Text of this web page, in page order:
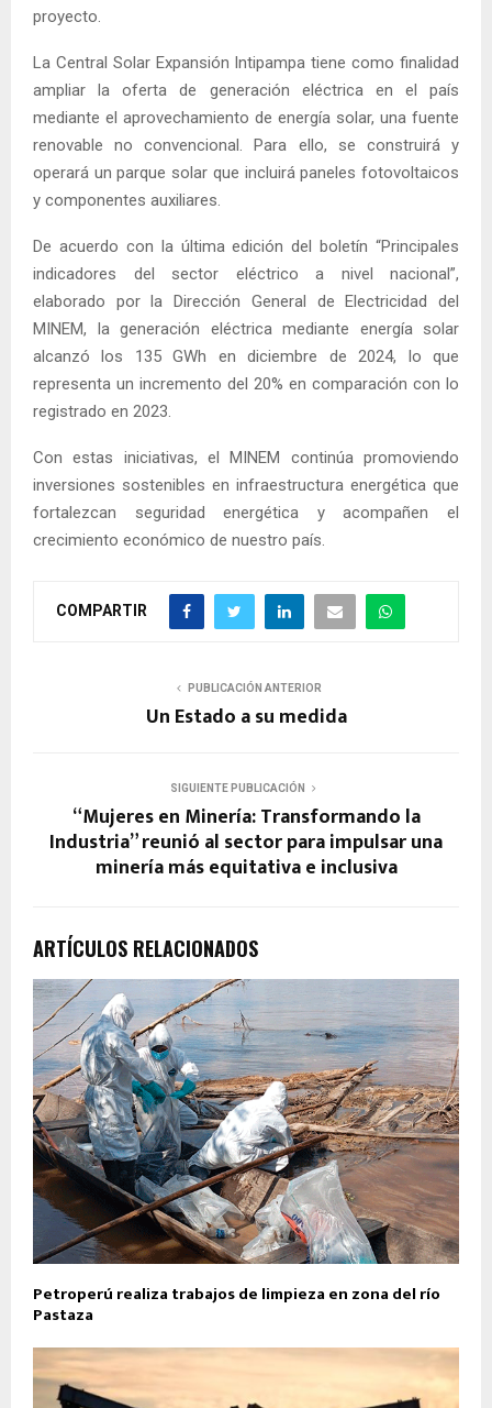
proyecto.
La Central Solar Expansión Intipampa tiene como finalidad
ampliar la oferta de generación eléctrica en el país
mediante el aprovechamiento de energía solar, una fuente
renovable no convencional. Para ello, se construirá y
operará un parque solar que incluirá paneles fotovoltaicos
y componentes auxiliares.
De acuerdo con la última edición del boletín “Principales
indicadores del sector eléctrico a nivel nacional”,
elaborado por la Dirección General de Electricidad del
MINEM, la generación eléctrica mediante energía solar
alcanzó los 135 GWh en diciembre de 2024, lo que
representa un incremento del 20% en comparación con lo
registrado en 2023.
Con estas iniciativas, el MINEM continúa promoviendo
inversiones sostenibles en infraestructura energética que
fortalezcan seguridad energética y acompañen el
crecimiento económico de nuestro país.
COMPARTIR
PUBLICACIÓN ANTERIOR
Un Estado a su medida
SIGUIENTE PUBLICACIÓN
“Mujeres en Minería: Transformando la
Industria” reunió al sector para impulsar una
minería más equitativa e inclusiva
ARTÍCULOS RELACIONADOS
Petroperú realiza trabajos de limpieza en zona del río
Pastaza